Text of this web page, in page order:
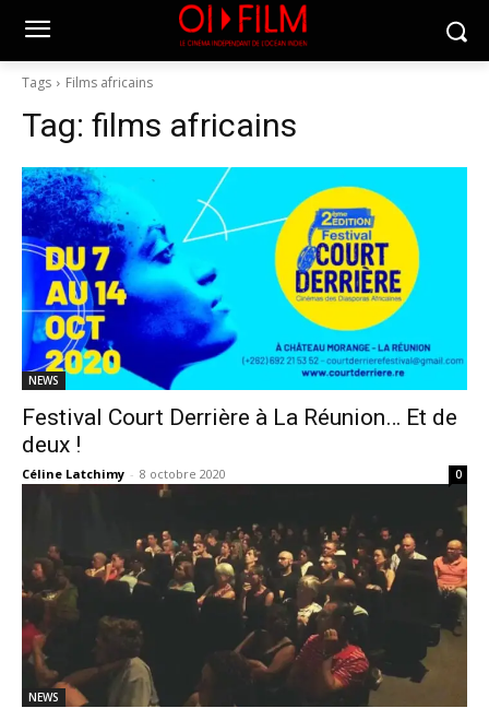
Tags Films africains
Tag: films africains
NEWS
Festival Court Derrière à La Réunion… Et de
deux !
Céline Latchimy - 8 octobre 2020 0
NEWS